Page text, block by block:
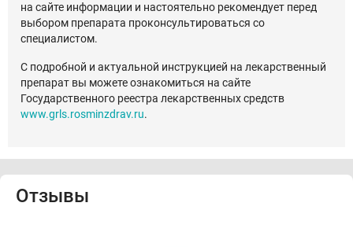
на сайте информации и настоятельно рекомендует перед
выбором препарата проконсультироваться со
специалистом.
С подробной и актуальной инструкцией на лекарственный
препарат вы можете ознакомиться на сайте
Государственного реестра лекарственных средств
www.grls.rosminzdrav.ru.
Отзывы